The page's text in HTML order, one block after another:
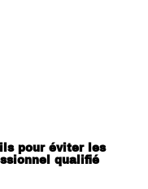
pour éviter les
qualifié